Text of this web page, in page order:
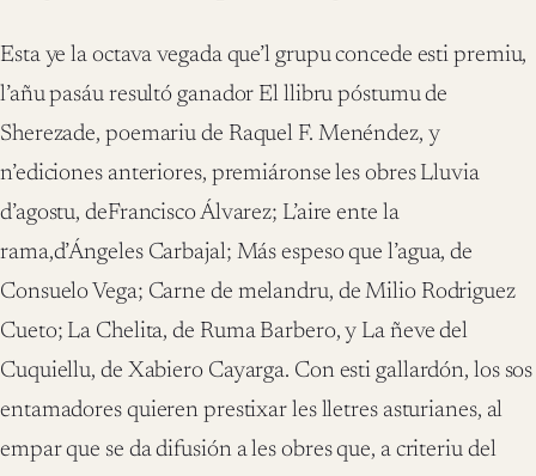
Esta ye la octava vegada que’l grupu concede esti premiu,
l’añu pasáu resultóganador El llibru póstumu de
Sherezade, poemariu de Raquel F. Menéndez, y
n’ediciones anteriores, premiáronse les obres Lluvia
d’agostu, deFranciscoÁlvarez; L’aire ente la
rama,d’Ángeles Carbajal; Más espeso que l’agua, de
Consuelo Vega; Carne de melandru, de Milio Rodriguez
Cueto; La Chelita, de Ruma Barbero, y La ñeve del
Cuquiellu, de Xabiero Cayarga. Con esti gallardón, los sos
entamadores quieren prestixar les lletres asturianes, al
empar que se da difusión a les obres que, a criteriu del